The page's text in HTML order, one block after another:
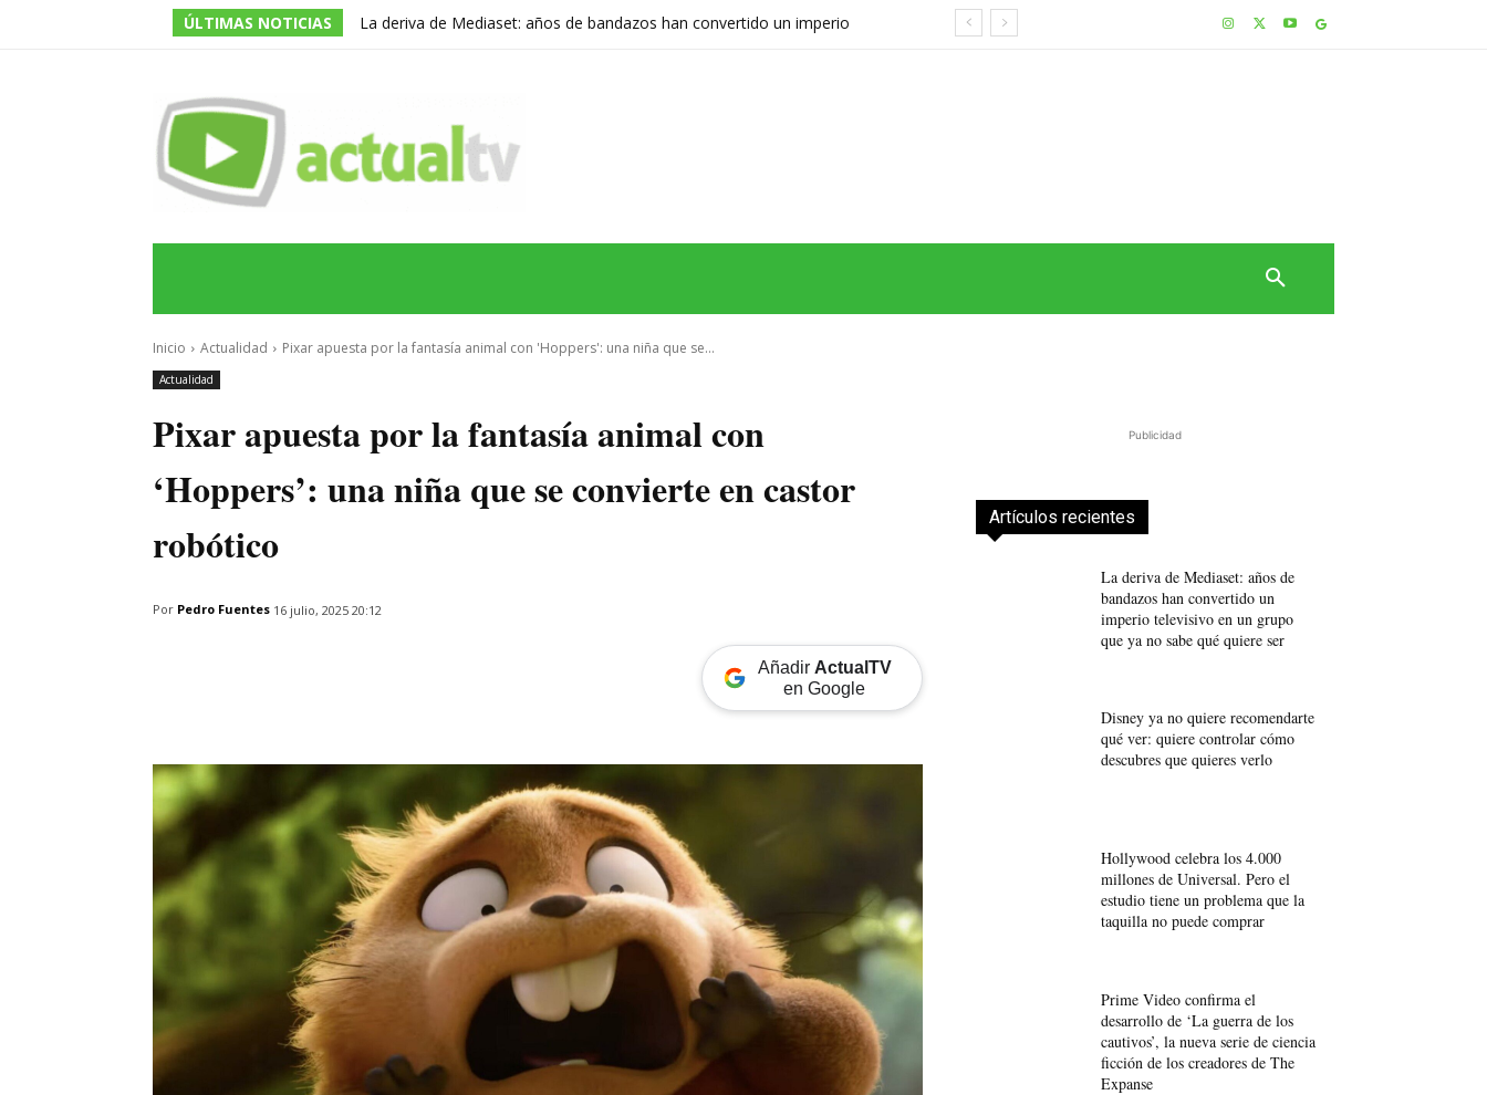
ÚLTIMAS NOTICIAS
La deriva de Mediaset: años de bandazos han convertido un imperio
Inicio Actualidad Pixar apuesta por la fantasía animal con 'Hoppers': una niña que se...
Actualidad
Pixar apuesta por la fantasía animal con
‘Hoppers’: una niña que se convierte en castor
robótico
Por Pedro Fuentes 16 julio, 2025 20:12
Añadir ActualTV
en Google
Publicidad
Artículos recientes
La deriva de Mediaset: años de
bandazos han convertido un
imperio televisivo en un grupo
que ya no sabe qué quiere ser
Disney ya no quiere recomendarte
qué ver: quiere controlar cómo
descubres que quieres verlo
Hollywood celebra los 4.000
millones de Universal. Pero el
estudio tiene un problema que la
taquilla no puede comprar
Prime Video confirma el
desarrollo de ‘La guerra de los
cautivos’, la nueva serie de ciencia
ficción de los creadores de The
Expanse